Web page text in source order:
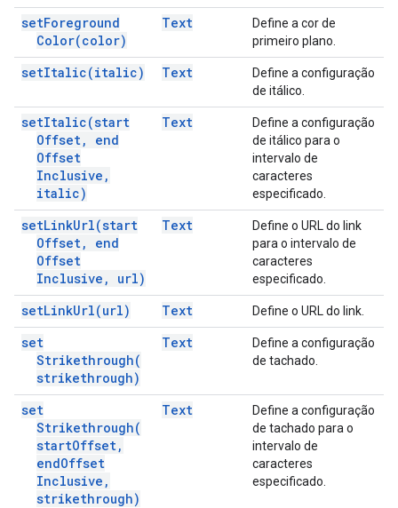
setForeground
Color(color)
Text
Define a cor de
primeiro plano.
setItalic(italic) Text
Define a configuração
de itálico.
setItalic(start
Offset,
end
Offset
Inclusive ,
italic)
Text
Define a configuração
de itálico para o
intervalo de
caracteres
especificado.
setLinkUrl(start
Offset,
end
Offset
Inclusive , url)
Text
Define o URL do link
para o intervalo de
caracteres
especificado.
setLinkUrl(url) Text Define o URL do link.
set
Strikethrough(
strikethrough)
Text
Define a configuração
de tachado.
set
Strikethrough(
startOffset,
endOffset
Inclusive ,
strikethrough)
Text
Define a configuração
de tachado para o
intervalo de
caracteres
especificado.